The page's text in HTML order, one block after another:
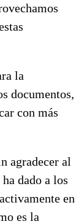
la
documentos,
con más
agradecer al
dado a los
en
es la